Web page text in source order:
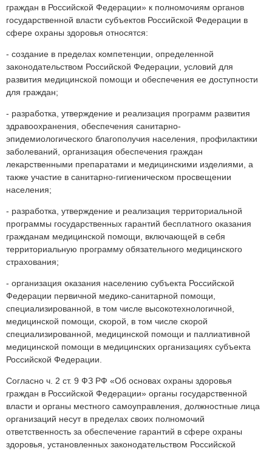
граждан в Российской Федерации» к полномочиям органов
государственной власти субъектов Российской Федерации в
сфере охраны здоровья относятся:
- создание в пределах компетенции, определенной
законодательством Российской Федерации, условий для
развития медицинской помощи и обеспечения ее доступности
для граждан;
- разработка, утверждение и реализация программ развития
здравоохранения, обеспечения санитарно-
эпидемиологического благополучия населения, профилактики
заболеваний, организация обеспечения граждан
лекарственными препаратами и медицинскими изделиями, а
также участие в санитарно-гигиеническом просвещении
населения;
- разработка, утверждение и реализация территориальной
программы государственных гарантий бесплатного оказания
гражданам медицинской помощи, включающей в себя
территориальную программу обязательного медицинского
страхования;
- организация оказания населению субъекта Российской
Федерации первичной медико-санитарной помощи,
специализированной, в том числе высокотехнологичной,
медицинской помощи, скорой, в том числе скорой
специализированной, медицинской помощи и паллиативной
медицинской помощи в медицинских организациях субъекта
Российской Федерации.
Согласно ч. 2 ст. 9 ФЗ РФ «Об основах охраны здоровья
граждан в Российской Федерации» органы государственной
власти и органы местного самоуправления, должностные лица
организаций несут в пределах своих полномочий
ответственность за обеспечение гарантий в сфере охраны
здоровья, установленных законодательством Российской